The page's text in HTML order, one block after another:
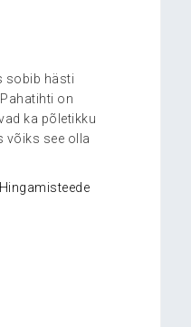
sobib hästi
on
ka põletikku
võiks see olla